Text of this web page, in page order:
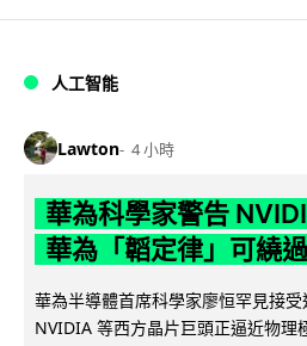
人工智能
Lawton 4 小時
華為科學家警告
華為「韜定律」可繞
華為半導體首席科學家廖恒罕見接
NVIDIA 等西方晶片巨頭正逼近物理